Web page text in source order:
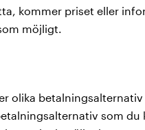
kommer priset eller
möjligt.
olika
som du